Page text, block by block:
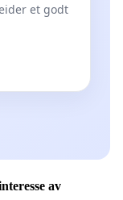
et godt
av